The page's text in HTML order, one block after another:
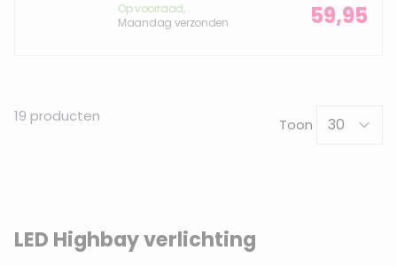
Op voorraad,
Maandag verzonden
59,95
19 producten Toon
LED Highbay verlichting